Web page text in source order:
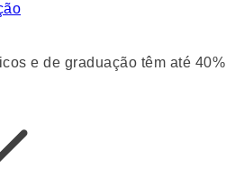
e de graduação têm até 40%